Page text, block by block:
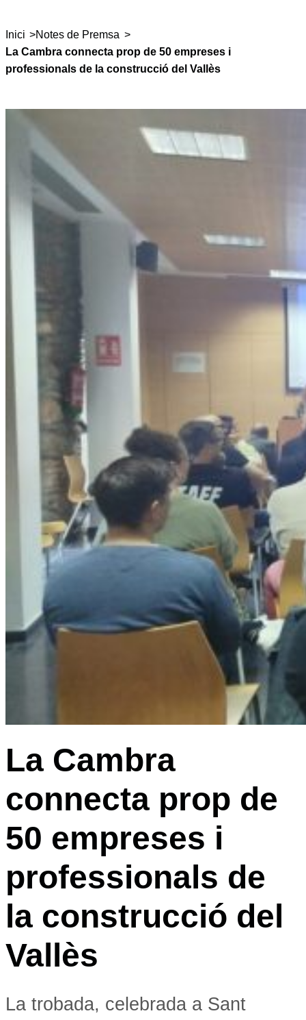
Inici >Notes de Premsa >
La Cambra connecta prop de 50 empreses i
professionals de la construcció del Vallès
La Cambra
connecta prop de
50 empreses i
professionals de
la construcció del
Vallès
La trobada, celebrada a Sant